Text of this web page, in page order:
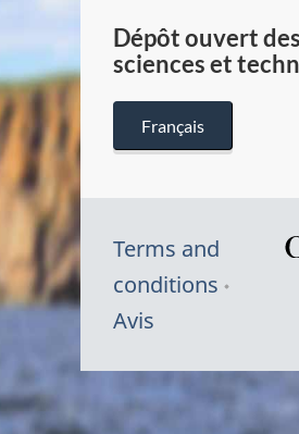
Dépôt ouvert des
sciences et
Français
Terms and
conditions
Avis